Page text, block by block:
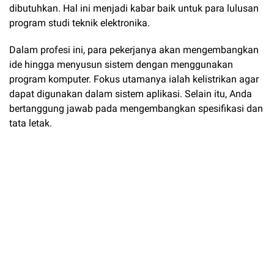
dibutuhkan. Hal ini menjadi kabar baik untuk para lulusan
program studi teknik elektronika.
Dalam profesi ini, para pekerjanya akan mengembangkan
ide hingga menyusun sistem dengan menggunakan
program komputer. Fokus utamanya ialah kelistrikan agar
dapat digunakan dalam sistem aplikasi. Selain itu, Anda
bertanggung jawab pada mengembangkan spesifikasi dan
tata letak.